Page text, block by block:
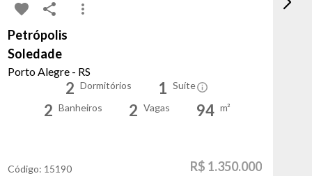
Petrópolis
Soledade
Porto Alegre - RS
2 Dormitórios 1 Suíte
2 Banheiros 2 Vagas 94 m²
Código: 15190 R$ 1.350.000